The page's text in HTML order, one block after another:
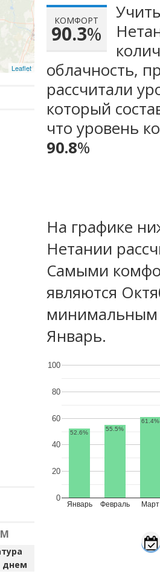
Leaflet
днем
КОМФОРТ
90.3%
облачность,
рассчитали
который
что уровень
90.8%
На графике
Нетании
Самыми
являются
минимальным
Январь.
Январь Февраль Март
0
20
40
60
80
100
52.6%
55.5%
61.4%